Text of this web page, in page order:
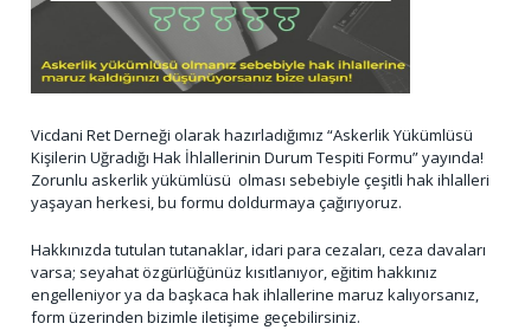
Vicdani Ret Derneği olarak hazırladığımız “Askerlik Yükümlüsü
Kişilerin Uğradığı Hak İhlallerinin Durum Tespiti Formu” yayında!
Zorunlu askerlik yükümlüsü olması sebebiyle çeşitli hak ihlalleri
yaşayan herkesi, bu formu doldurmaya çağırıyoruz.
Hakkınızda tutulan tutanaklar, idari para cezaları, ceza davaları
varsa; seyahat özgürlüğünüz kısıtlanıyor, eğitim hakkınız
engelleniyor ya da başkaca hak ihlallerine maruz kalıyorsanız,
form üzerinden bizimle iletişime geçebilirsiniz.